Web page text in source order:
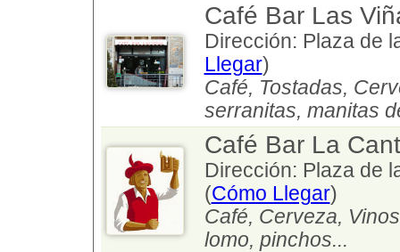
Café Bar Las
Dirección: Plaza de
Llegar)
Café, Tostadas,
serranitas, manitas
Café Bar La
Dirección: Plaza de
(Cómo Llegar)
Café, Cerveza,
lomo, pinchos...